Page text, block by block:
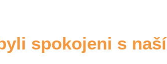
spokojeni s naší